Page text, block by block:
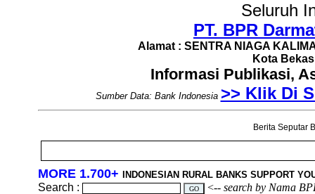
Seluruh
PT. BPR
Alamat : SENTRA NIAGA
Kota
Informasi Publikasi,
Sumber Data: Bank Indonesia >> Klik Di
Berita Seputar
MORE 1.700+ INDONESIAN RURAL BANKS SUPPORT
Search : <-- search by Nama